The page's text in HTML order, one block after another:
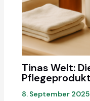
Tinas Welt:
8. September 2025